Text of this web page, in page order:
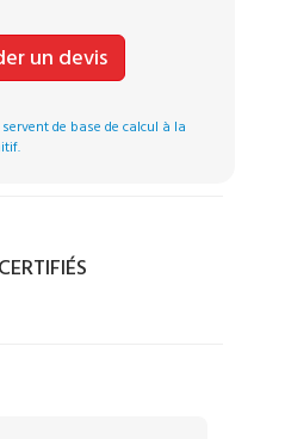
un devis
de base de calcul à la